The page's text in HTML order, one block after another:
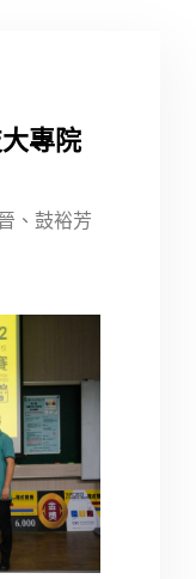
專院
、鼓裕芳